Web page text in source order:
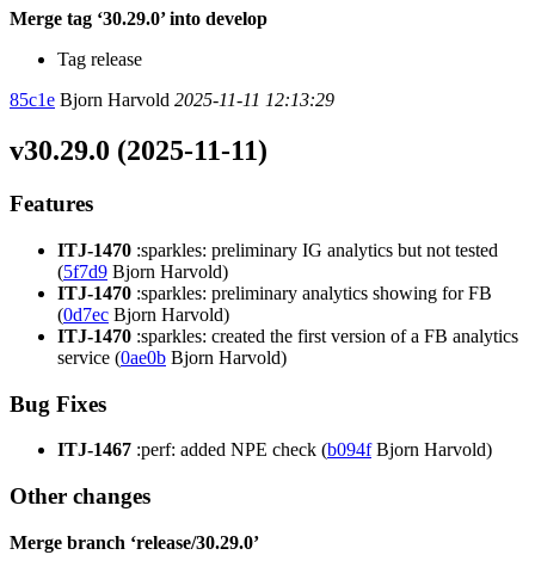
Merge tag ‘30.29.0’ into develop
Tag release
85c1e Bjorn Harvold 2025-11-11 12:13:29
v30.29.0 (2025-11-11)
Features
ITJ-1470 :sparkles: preliminary IG analytics but not tested
(5f7d9 Bjorn Harvold)
ITJ-1470 :sparkles: preliminary analytics showing for FB
(0d7ec Bjorn Harvold)
ITJ-1470 :sparkles: created the first version of a FB analytics
service (0ae0b Bjorn Harvold)
Bug Fixes
ITJ-1467 :perf: added NPE check (b094fBjorn Harvold)
Other changes
Merge branch ‘release/30.29.0’